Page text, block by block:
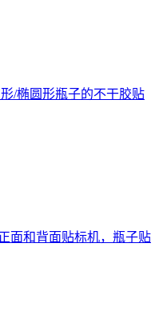
/椭圆形瓶子的不干胶贴
面和背面贴标机，瓶子贴